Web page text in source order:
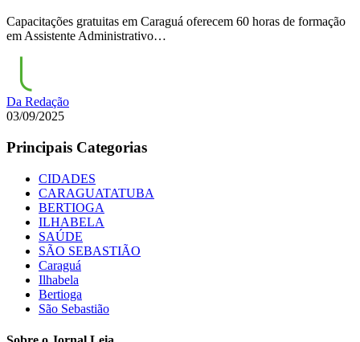
Capacitações gratuitas em Caraguá oferecem 60 horas de formação
em Assistente Administrativo…
Da Redação
03/09/2025
Principais Categorias
CIDADES
CARAGUATATUBA
BERTIOGA
ILHABELA
SAÚDE
SÃO SEBASTIÃO
Caraguá
Ilhabela
Bertioga
São Sebastião